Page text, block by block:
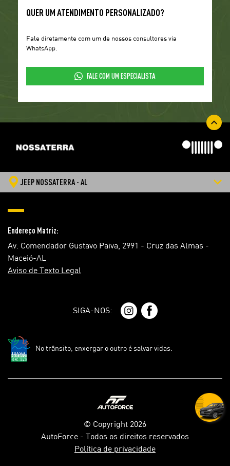
QUER UM ATENDIMENTO PERSONALIZADO?
Fale diretamente com um de nossos consultores via
WhatsApp.
FALE COM UM ESPECIALISTA
JEEP NOSSATERRA - AL
Endereço Matriz:
Av. Comendador Gustavo Paiva, 2991 - Cruz das Almas -
Maceió-AL
Aviso de Texto Legal
SIGA-NOS:
No trânsito, enxergar o outro é salvar vidas.
© Copyright 2026
AutoForce - Todos os direitos reservados
Política de privacidade